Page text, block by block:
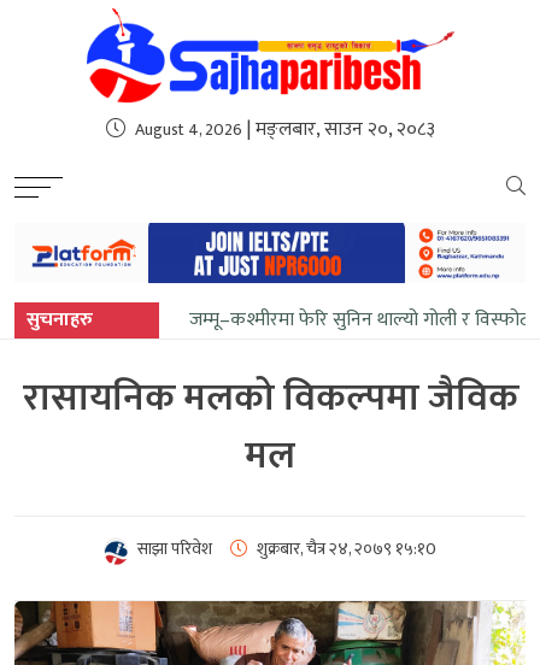
sweet bonanza
August 4, 2026 | मङ्लबार, साउन २०, २०८३
सुचनाहरु जम्मू–कश्मीरमा फेरि सुनिन थाल्यो गोली र
रासायनिक मलको विकल्पमा जैविक
मल
साझा परिवेश शुक्रबार, चैत्र २४, २०७९ १५:१0